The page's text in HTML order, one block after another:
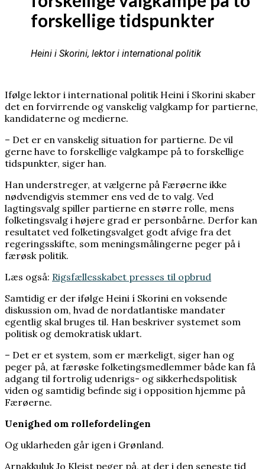
forskellige tidspunkter
Heini i Skorini, lektor i international politik
Ifølge lektor i international politik Heini í Skorini skaber
det en forvirrende og vanskelig valgkamp for partierne,
kandidaterne og medierne.
– Det er en vanskelig situation for partierne. De vil
gerne have to forskellige valgkampe på to forskellige
tidspunkter, siger han.
Han understreger, at vælgerne på Færøerne ikke
nødvendigvis stemmer ens ved de to valg. Ved
lagtingsvalg spiller partierne en større rolle, mens
folketingsvalg i højere grad er personbårne. Derfor kan
resultatet ved folketingsvalget godt afvige fra det
regeringsskifte, som meningsmålingerne peger på i
færøsk politik.
Læs også: Rigsfællesskabet presses til opbrud
Samtidig er der ifølge Heini í Skorini en voksende
diskussion om, hvad de nordatlantiske mandater
egentlig skal bruges til. Han beskriver systemet som
politisk og demokratisk uklart.
– Det er et system, som er mærkeligt, siger han og
peger på, at færøske folketingsmedlemmer både kan få
adgang til fortrolig udenrigs- og sikkerhedspolitisk
viden og samtidig befinde sig i opposition hjemme på
Færøerne.
Uenighed om rollefordelingen
Og uklarheden går igen i Grønland.
Arnakkuluk Jo Kleist peger på, at der i den seneste tid